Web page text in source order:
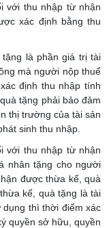
với thu nhập từ nhận
xác định bằng thu
là phần giá trị tài
mà người nộp thuế
định thu nhập tính
tặng phải bảo đảm
thị trường của tài sản
sinh thu nhập.
với thu nhập từ nhận
nhân tặng cho người
được thừa kế, quà
kế, quà tặng là tài
thì thời điểm xác
quyền sở hữu, quyền